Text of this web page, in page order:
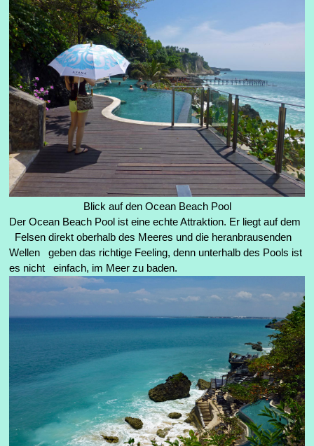
Blick auf den Ocean Beach Pool
Der Ocean Beach Pool ist eine echte Attraktion. Er liegt auf dem
Felsen direkt oberhalb des Meeres und die heranbrausenden
Wellen geben das richtige Feeling, denn unterhalb des Pools ist
es nicht einfach, im Meer zu baden.